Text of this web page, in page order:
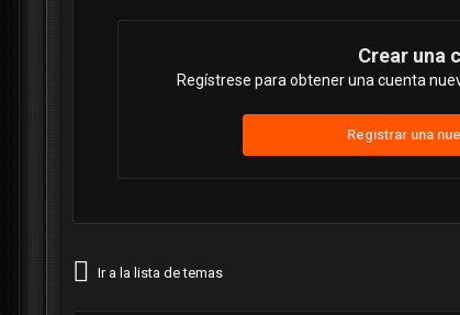
Crear una
Regístrese para obtener una cuenta
Registrar una
Ir a la lista de temas